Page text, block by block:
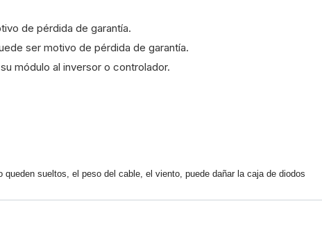
de pérdida de garantía.
ser motivo de pérdida de garantía.
módulo al inversor o controlador.
sueltos, el peso del cable, el viento, puede dañar la caja de diodos